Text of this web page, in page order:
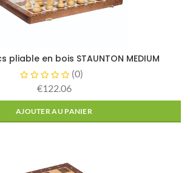
pliable en bois STAUNTON MEDIUM
(0)
€122.06
AJOUTER AU PANIER